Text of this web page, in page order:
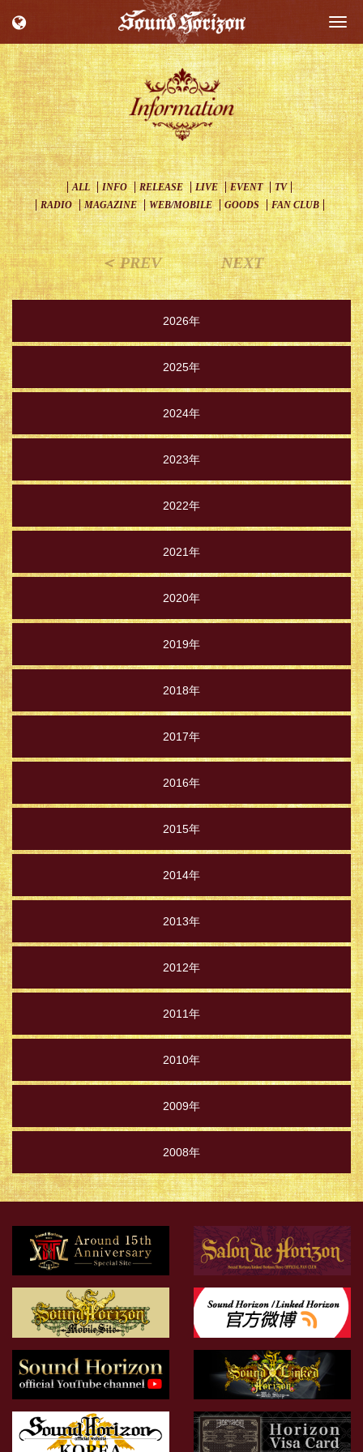
ALL INFO RELEASE LIVE EVENT
TV
RADIO
MAGAZINE WEB/MOBILE GOODS FAN CLUB
＜ PREV NEXT
2026年
2025年
2024年
2023年
2022年
2021年
2020年
2019年
2018年
2017年
2016年
2015年
2014年
2013年
2012年
2011年
2010年
2009年
2008年